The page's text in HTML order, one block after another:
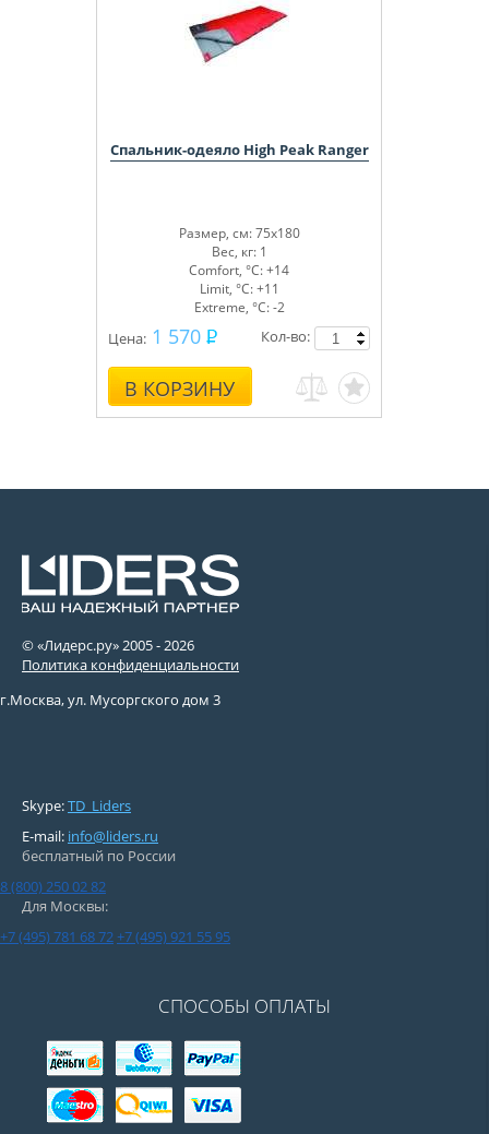
Спальник-одеяло High Peak Ranger
Размер, см: 75x180
Вес, кг: 1
Comfort, °С: +14
Limit, °С: +11
Extreme, °С: -2
Цена: 1 570
В КОРЗИНУ
Кол-во:
© «Лидерс.ру» 2005 -2026
Политика конфиденциальности
г.Москва, ул. Мусоргского дом 3
Skype:TD_Liders
E-mail: info@liders.ru
бесплатный по России
8 (800) 250 02 82
Для Москвы:
+7 (495) 781 68 72+7 (495) 921 55 95
СПОСОБЫ ОПЛАТЫ